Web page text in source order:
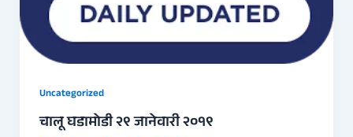
Uncategorized
चालू घडामोडी २९ जानेवारी २०१९